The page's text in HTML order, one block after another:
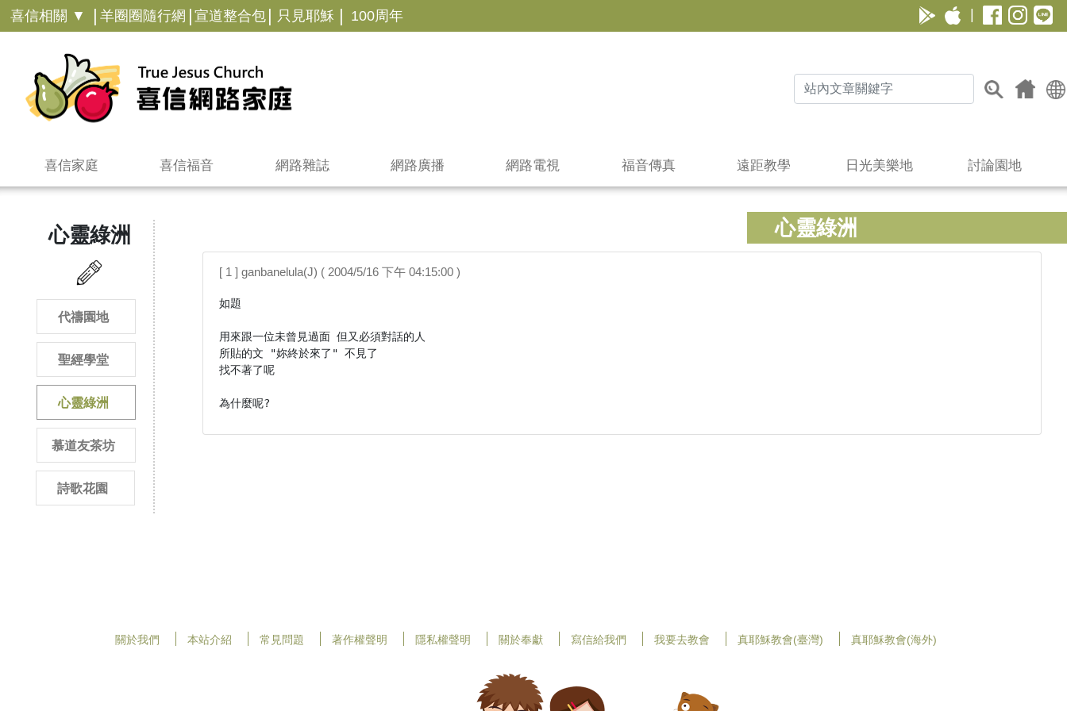
喜信相關 ▼ | 羊圈圈隨行網 | 宣道整合包 | 只見耶穌 | 100周年
喜信家庭 喜信福音 網路雜誌 網路廣播 網路電視 福音傳真 遠距教學 日光美樂地 討論園地
心靈綠洲
心靈綠洲
代禱園地
聖經學堂
心靈綠洲
慕道友茶坊
詩歌花園
[ 1 ] ganbanelula(J) ( 2004/5/16 下午 04:15:00 )
如題
用來跟一位未曾見過面 但又必須對話的人
所貼的文 "妳終於來了" 不見了
找不著了呢
為什麼呢?
關於我們 本站介紹 常見問題 著作權聲明 隱私權聲明 關於奉獻 寫信給我們 我要去教會 真耶穌教會(臺灣) 真耶穌教會(海外)